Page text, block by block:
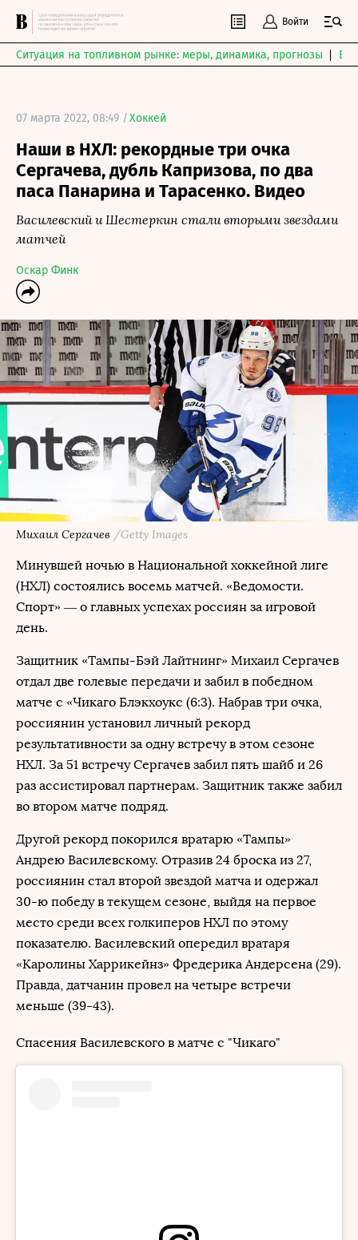
Войти
Ситуация на топливном рынке: меры, динамика, прогнозы
07 марта 2022, 08:49 /Хоккей
Наши в НХЛ: рекордные три очка
Сергачева, дубль Капризова, по два
паса Панарина и Тарасенко. Видео
Василевский и Шестеркин стали вторыми звездами
матчей
Оскар Финк
Михаил Сергачев /Getty Images
Минувшей ночью в Национальной хоккейной лиге
(НХЛ) состоялись восемь матчей. «Ведомости.
Спорт» — о главных успехах россиян за игровой
день.
Защитник «Тампы-Бэй Лайтнинг» Михаил Сергачев
отдал две голевые передачи и забил в победном
матче с «Чикаго Блэкхоукс (6:3). Набрав три очка,
россиянин установил личный рекорд
результативности за одну встречу в этом сезоне
НХЛ. За 51 встречу Сергачев забил пять шайб и 26
раз ассистировал партнерам. Защитник также забил
во втором матче подряд.
Другой рекорд покорился вратарю «Тампы»
Андрею Василевскому. Отразив 24 броска из 27,
россиянин стал второй звездой матча и одержал
30-ю победу в текущем сезоне, выйдя на первое
место среди всех голкиперов НХЛ по этому
показателю. Василевский опередил вратаря
«Каролины Харрикейнз» Фредерика Андерсена (29).
Правда, датчанин провел на четыре встречи
меньше (39-43).
Спасения Василевского в матче с "Чикаго"